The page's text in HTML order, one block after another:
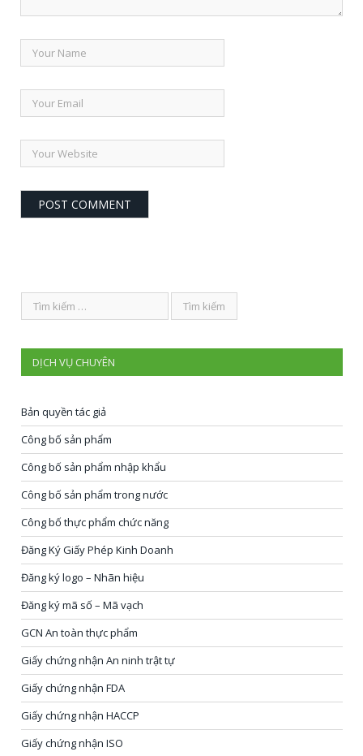
DỊCH VỤ CHUYÊN
Bản quyền tác giả
Công bố sản phẩm
Công bố sản phẩm nhập khẩu
Công bố sản phẩm trong nước
Công bố thực phẩm chức năng
Đăng Ký Giấy Phép Kinh Doanh
Đăng ký logo – Nhãn hiệu
Đăng ký mã số – Mã vạch
GCN An toàn thực phẩm
Giấy chứng nhận An ninh trật tự
Giấy chứng nhận FDA
Giấy chứng nhận HACCP
Giấy chứng nhận ISO